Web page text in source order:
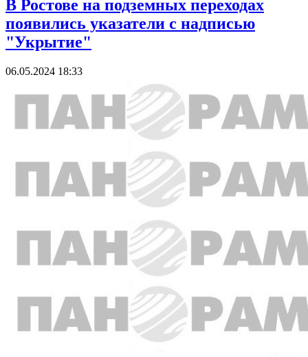
В Ростове на подземных переходах
появились указатели с надписью
"Укрытие"
06.05.2024 18:33